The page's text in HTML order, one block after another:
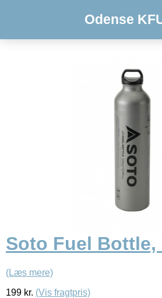
Odense
Soto Fuel Bottle,
(Læs mere)
199 kr. (Vis fragtpris)